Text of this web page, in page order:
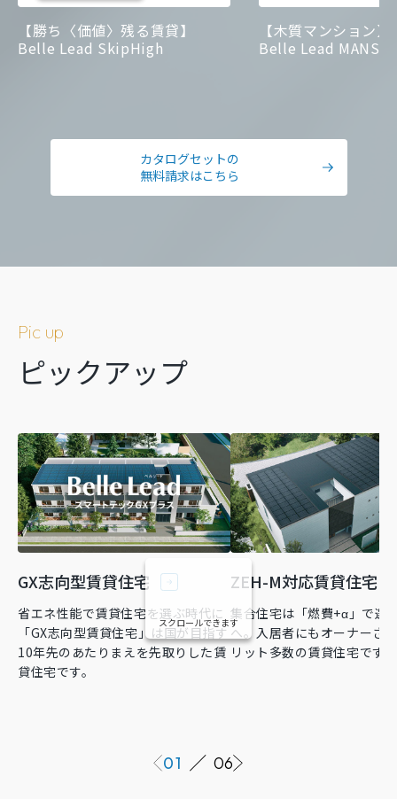
【勝ち〈価値〉残る賃貸】
Belle Lead SkipHigh
【木質マンション】
Belle Lead
カタログセットの
無料請求はこちら
Pic up
ピックアップ
GX志向型賃貸住宅
省エネ性能で賃貸住宅を選ぶ時代に
「GX志向型賃貸住宅」は国が目指す
10年先のあたりまえを先取りした賃
貸住宅です。
ZEH-M対応賃貸住宅
集合住宅は「燃費+α」で選
へ。入居者にもオーナーさ
リット多数の賃貸住宅です。
スクロールできます
01 06